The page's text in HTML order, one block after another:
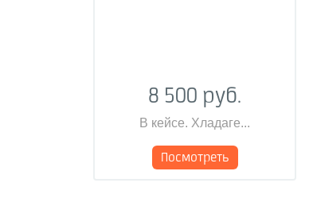
8 500 руб.
В кейсе. Хладаге...
Посмотреть